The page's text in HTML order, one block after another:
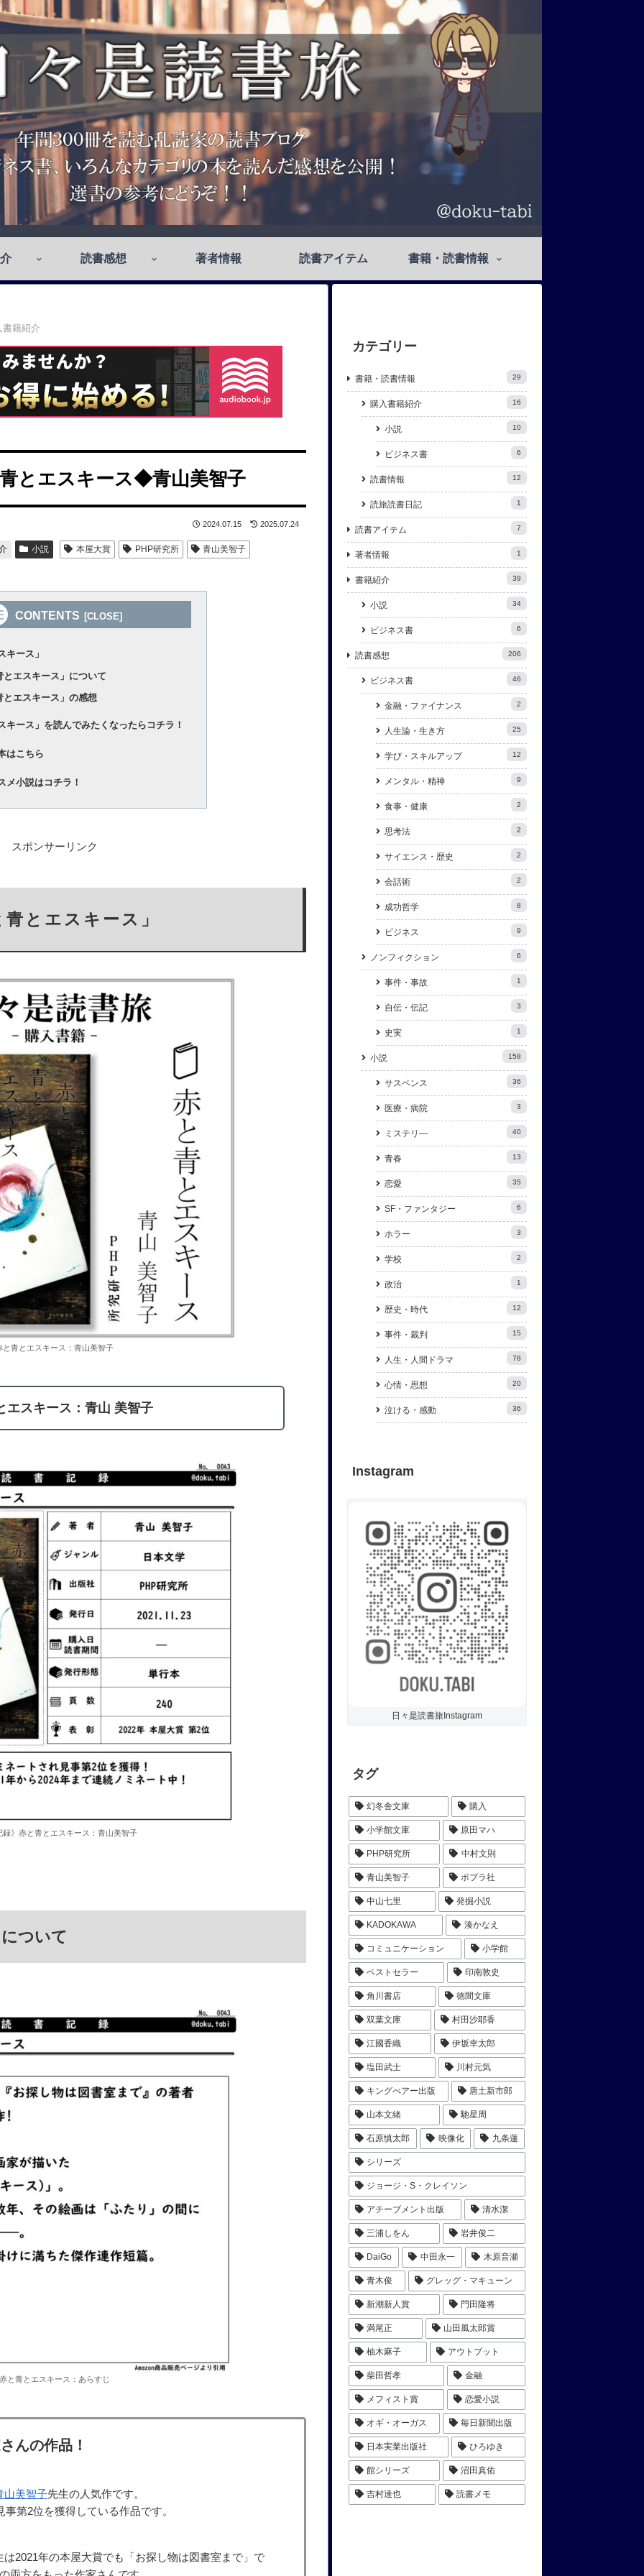
読書感想 著者情報 読書アイテム 書籍・読書情報
書籍紹介
とエスキース◆青山美智子
2024.07.15 2025.07.24
小説 本屋大賞 PHP研究所 青山美智子
CONTENTS
キース」
とエスキース」について
とエスキース」の感想
キース」を読んでみたくなったらコチラ！
はこちら
メ小説はコチラ！
スポンサーリンク
とエスキース」
と青とエスキース：青山美智子
エスキース：青山 美智子
録》赤と青とエスキース：青山美智子
ついて
と青とエスキース：あらすじ
んの作品！
山美智子先生の人気作です。
第2位を獲得している作品です。
2021年の本屋大賞でも「お探し物は図書室まで」で
カテゴリー
書籍・読書情報 29
購入書籍紹介 16
小説 10
ビジネス書 6
読書情報 12
読旅読書日記 1
読書アイテム 7
著者情報 1
書籍紹介 39
小説 34
ビジネス書 6
読書感想 206
ビジネス書 46
金融・ファイナンス 2
人生論・生き方 25
学び・スキルアップ 12
メンタル・精神 9
食事・健康 2
思考法 2
サイエンス・歴史 2
会話術 2
成功哲学 8
ビジネス 9
ノンフィクション 6
事件・事故 1
自伝・伝記 3
史実 1
小説 158
サスペンス 36
医療・病院 3
ミステリ― 40
青春 13
恋愛 35
SF・ファンタジー 6
ホラー 3
学校 2
政治 1
歴史・時代 12
事件・裁判 15
人生・人間ドラマ 78
心情・思想 20
泣ける・感動 36
Instagram
日々是読書旅Instagram
タグ
幻冬舎文庫 購入
小学館文庫 原田マハ
PHP研究所 中村文則
青山美智子 ポプラ社
中山七里 発掘小説
KADOKAWA 湊かなえ
コミュニケーション 小学館
ベストセラー 印南敦史
角川書店 徳間文庫
双葉文庫 村田沙耶香
江國香織 伊坂幸太郎
塩田武士 川村元気
キングべアー出版 唐土新市郎
山本文緒 馳星周
石原慎太郎 映像化 九条蓮
シリーズ
ジョージ・S・クレイソン
アチーブメント出版 清水潔
三浦しをん 岩井俊二
DaiGo 中田永一 木原音瀬
青木俊 グレッグ・マキューン
新潮新人賞 門田隆将
満尾正 山田風太郎賞
柚木麻子 アウトプット
柴田哲孝 金融
メフィスト賞 恋愛小説
オギ・オーガス 毎日新聞出版
日本実業出版社 ひろゆき
館シリーズ 沼田真佑
吉村達也 読書メモ